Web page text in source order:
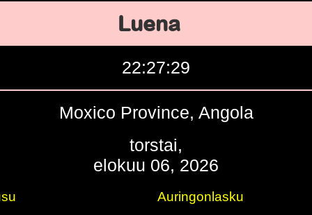
Luena
22:27:30
Moxico Province, Angola
torstai,
elokuu 06, 2026
Auringonlasku